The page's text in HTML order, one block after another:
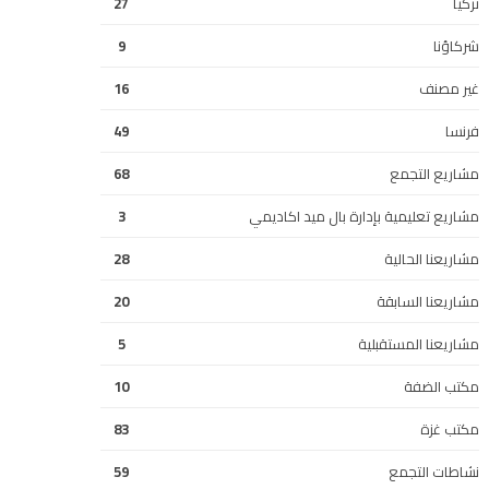
شركاؤنا
9
غير مصنف
16
فرنسا
49
مشاريع التجمع
68
مشاريع تعليمية بإدارة بال ميد اكاديمي
3
مشاريعنا الحالية
28
مشاريعنا السابقة
20
مشاريعنا المستقبلية
5
مكتب الضفة
10
مكتب غزة
83
نشاطات التجمع
59